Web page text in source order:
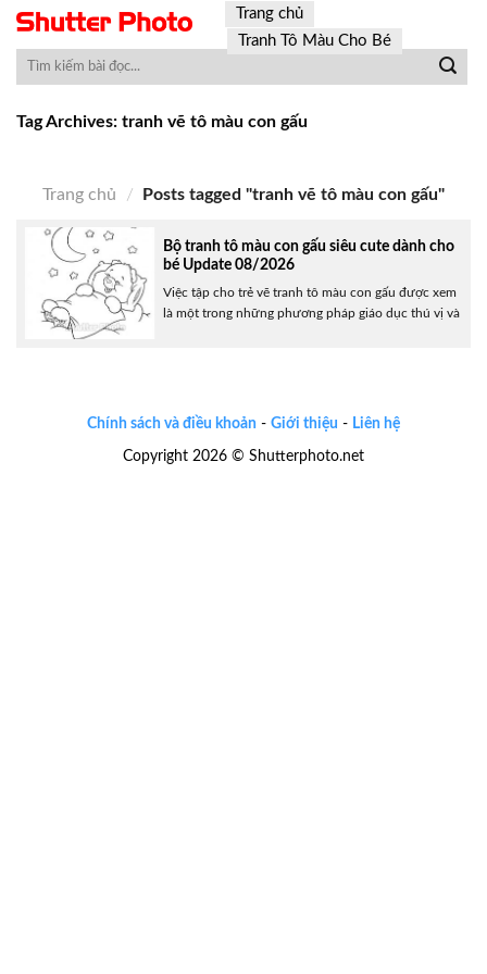
Skip
content
Trang chủ
Tranh Tô Màu Cho Bé
Tag Archives: tranh vẽ tô màu con gấu
Trang chủ / Posts tagged "tranh vẽ tô màu con gấu"
Bộ tranh tô màu con gấu siêu cute dành cho
bé Update 08/2026
Việc tập cho trẻ vẽ tranh tô màu con gấu được xem
là một trong những phương pháp giáo dục thú vị và
Chính sách và điều khoản - Giới thiệu - Liên hệ
Copyright 2026 © Shutterphoto.net